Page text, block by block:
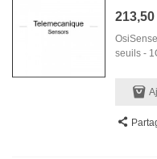
213,50
seuils -